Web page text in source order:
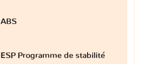
ABS
ESP Programme de stabilité